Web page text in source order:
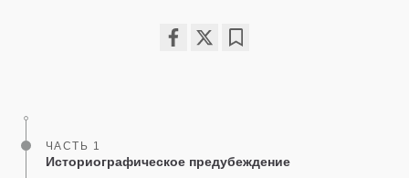
ЧАСТЬ 1
Историографическое предубеждение